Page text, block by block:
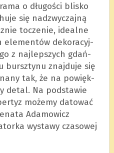
o dłu­go­ści bli­sko
się nad­zwy­czajną
tocze­nie, ide­alne
ele­men­tów deko­ra­cyj­
z naj­lep­szych gdań­
bursz­tynu znaj­duje się
tak, że na powięk­
detal. Na pod­sta­wie
możemy dato­wać
Ada­mo­wicz
wystawy cza­so­wej